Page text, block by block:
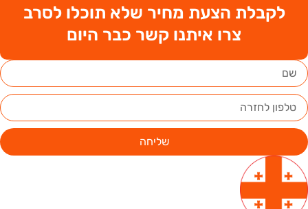
לקבלת הצעת מחיר שלא תוכלו לסרב
צרו איתנו קשר כבר היום
שליחה